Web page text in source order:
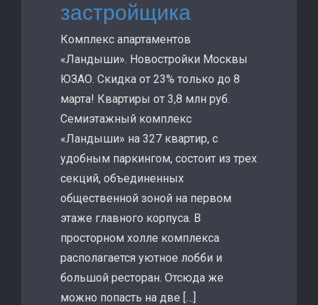
застройщика
Комплекс апартаментов
«Ландыши». Новостройки Москвы
ЮЗАО. Скидка от 23% только до 8
марта! Квартиры от 3,8 млн руб.
Семиэтажный комплекс
«Ландыши» на 327 квартир, с
удобным паркингом, состоит из трех
секций, объединенных
общественной зоной на первом
этаже главного корпуса. В
просторном холле комплекса
располагается уютное лобби и
большой ресторан. Отсюда же
можно попасть на две […]